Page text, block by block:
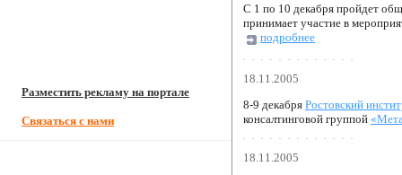
Разместить рекламу на портале
Связаться с нами
С 1 по 10 декабря пройдет
принимает участие в
подробнее
18.11.2005
8-9 декабря Ростовский
консалтинговой группой
18.11.2005